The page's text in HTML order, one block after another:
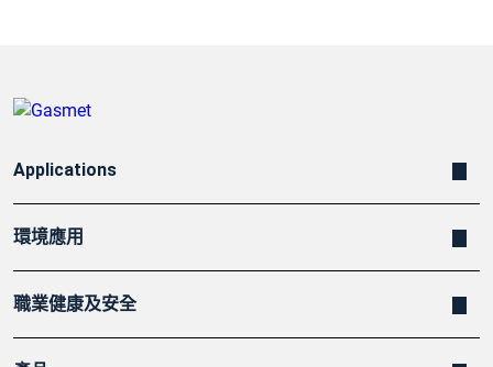
Applications
環境應用
職業健康及安全